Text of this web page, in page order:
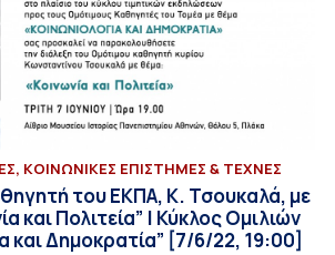
ΚΟΙΝΩΝΙΚΕΣ ΕΠΙΣΤΗΜΕΣ & ΤΕΧΝΕΣ
του ΕΚΠΑ, Κ. Τσουκαλά, με
και Πολιτεία” | Κύκλος Ομιλιών
και Δημοκρατία” [7/6/22, 19:00]